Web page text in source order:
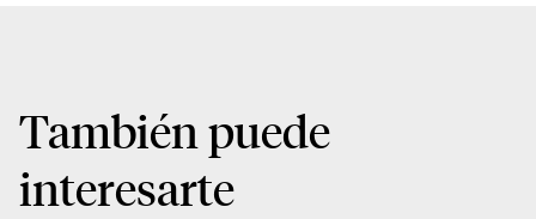
También puede
interesarte